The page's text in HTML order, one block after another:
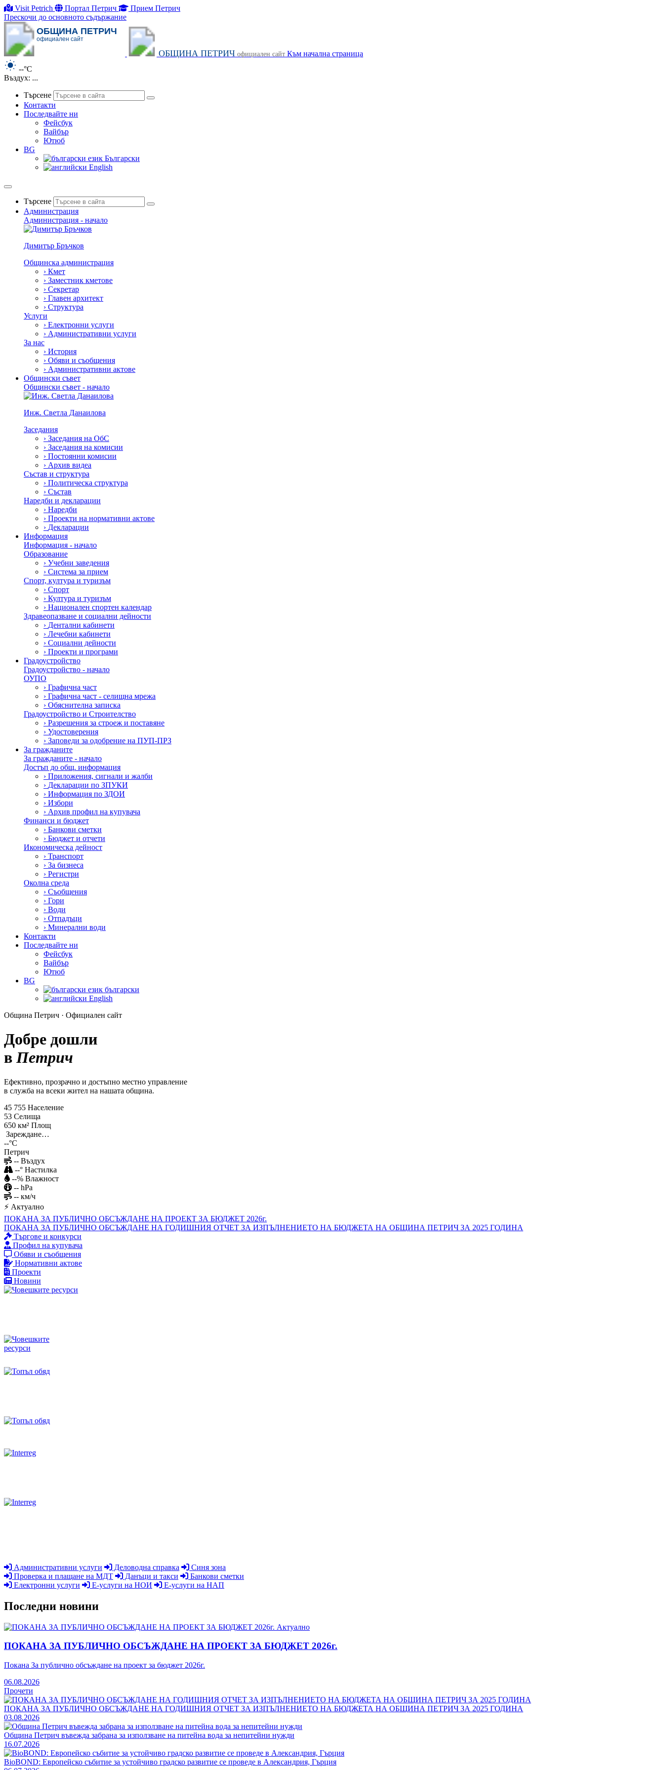
Visit Petrich Портал Петрич
Прием Петрич
Прескочи до основното съдържание
ОБЩИНА ПЕТРИЧ
официален сайт
ОБЩИНА ПЕТРИЧ официален сайт Към начална страница
--°C
Въздух: ...
Търсене
Контакти
Последвайте ни
Фейсбук
Вайбър
Ютюб
BG
Български
English
Търсене
Администрация
Администрация - начало
Димитър Бръчков
Общинска администрация
› Кмет
› Заместник кметове
› Секретар
› Главен архитект
› Структура
Услуги
› Електронни услуги
› Административни услуги
За нас
› История
› Обяви и съобщения
› Административни актове
Общински съвет
Общински съвет - начало
Инж. Светла Данаилова
Заседания
› Заседания на ОбС
› Заседания на комисии
› Постоянни комисии
› Архив видеа
Състав и структура
› Политическа структура
› Състав
Наредби и декларации
› Наредби
› Проекти на нормативни актове
› Декларации
Информация
Информация - начало
Образование
› Учебни заведения
› Система за прием
Спорт, култура и туризъм
› Спорт
› Култура и туризъм
› Национален спортен календар
Здравеопазване и социални дейности
› Дентални кабинети
› Лечебни кабинети
› Социални дейности
› Проекти и програми
Градоустройство
Градоустройство - начало
ОУПО
› Графична част
› Графична част - селищна мрежа
› Обяснителна записка
Градоустройство и Строителство
› Разрешения за строеж и поставяне
› Удостоверения
› Заповеди за одобрение на ПУП-ПРЗ
За гражданите
За гражданите - начало
Достъп до общ. информация
› Приложения, сигнали и жалби
› Декларации по ЗПУКИ
› Информация по ЗДОИ
› Избори
› Архив профил на купувача
Финанси и бюджет
› Банкови сметки
› Бюджет и отчети
Икономическа дейност
› Транспорт
› За бизнеса
› Регистри
Околна среда
› Съобщения
› Гори
› Води
› Отпадъци
› Минерални води
Контакти
Последвайте ни
Фейсбук
Вайбър
Ютюб
BG
български
English
Община Петрич · Официален сайт
Добре дошли
вПетрич
Ефективно, прозрачно и достъпно местно управление
в служба на всеки жител на нашата община.
45 755 Население
53 Селища
650 км² Площ
Зареждане…
--°C
Петрич
-- Въздух
--° Настилка
--% Влажност
-- hPa
-- км/ч
⚡ Актуално
ПОКАНА ЗА ПУБЛИЧНО ОБСЪЖДАНЕ НА ПРОЕКТ ЗА БЮДЖЕТ 2026г.
ПОКАНА ЗА ПУБЛИЧНО ОБСЪЖДАНЕ НА ГОДИШНИЯ ОТЧЕТ ЗА ИЗПЪЛНЕНИЕТО НА БЮДЖЕТА НА ОБЩИНА ПЕТРИЧ ЗА 2025 ГОДИНА
Търгове и конкурси
Профил на купувача
Обяви и съобщения
Нормативни актове
Проекти
Новини
Административни услуги Деловодна справка
Синя зона
Проверка и плащане на МДТ
Данъци и такси
Банкови сметки
Електронни услуги
Е-услуги на НОИ Е-услуги на НАП
Последни новини
Актуално
ПОКАНА ЗА ПУБЛИЧНО ОБСЪЖДАНЕ НА ПРОЕКТ ЗА БЮДЖЕТ 2026г.
Покана За публично обсъждане на проект за бюджет 2026г.
06.08.2026
Прочети
ПОКАНА ЗА ПУБЛИЧНО ОБСЪЖДАНЕ НА ГОДИШНИЯ ОТЧЕТ ЗА ИЗПЪЛНЕНИЕТО НА БЮДЖЕТА НА ОБЩИНА ПЕТРИЧ ЗА 2025 ГОДИНА
03.08.2026
Община Петрич въвежда забрана за използване на питейна вода за непитейни нужди
16.07.2026
BioBOND: Европейско събитие за устойчиво градско развитие се проведе в Александрия, Гърция